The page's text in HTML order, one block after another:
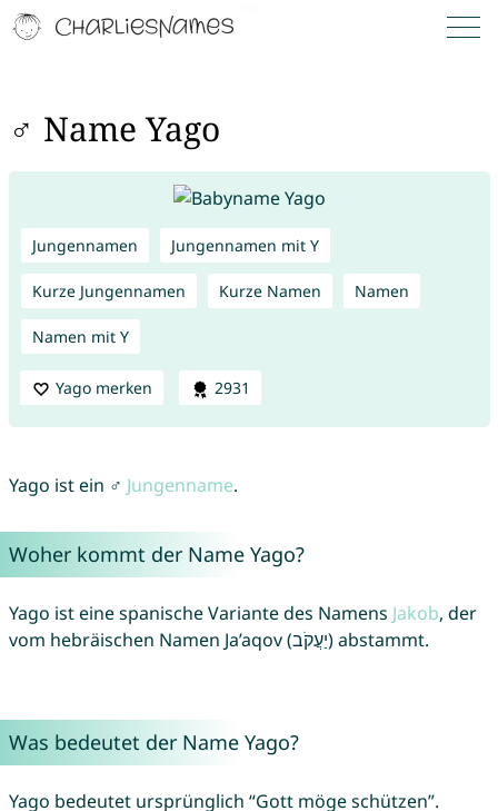
♂ Name Yago
Jungennamen Jungennamen mit Y
Kurze Jungennamen Kurze Namen Namen
Namen mit Y
Yago merken 2931
Yago ist ein ♂ Jungenname.
Woher kommt der Name Yago?
Yago ist eine spanische Variante des Namens Jakob, der
vom hebräischen Namen Ja’aqov (יַעֲקֹב) abstammt.
Was bedeutet der Name Yago?
Yago bedeutet ursprünglich “Gott möge schützen”.